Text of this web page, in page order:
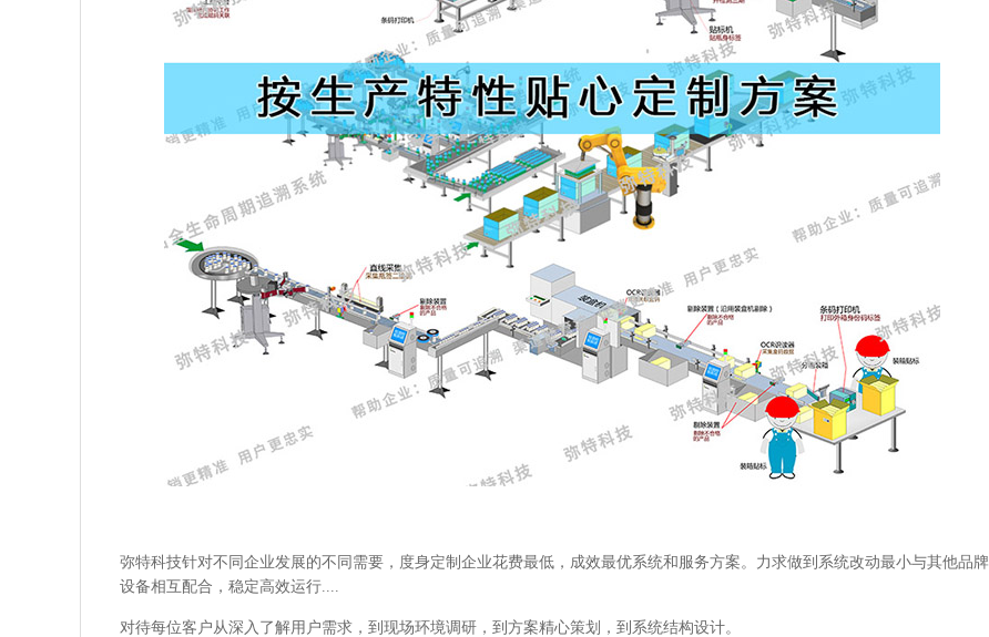
弥特科技针对不同企业发展的不同需要，度身定制企业花费最低，成效最优系统和服务方案。力求做到系统改动最小与其他品牌
设备相互配合，稳定高效运行....
对待每位客户从深入了解用户需求，到现场环境调研，到方案精心策划，到系统结构设计。